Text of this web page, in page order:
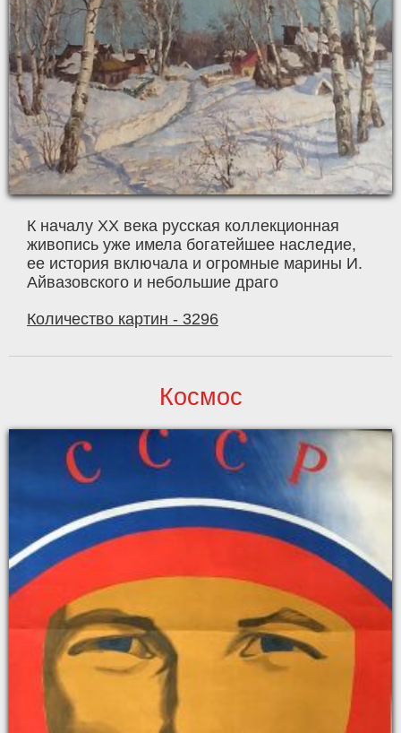
К началу ХХ века русская коллекционная
живопись уже имела богатейшее наследие,
ее история включала и огромные марины И.
Айвазовского и небольшие драго
Количество картин - 3296
Космос